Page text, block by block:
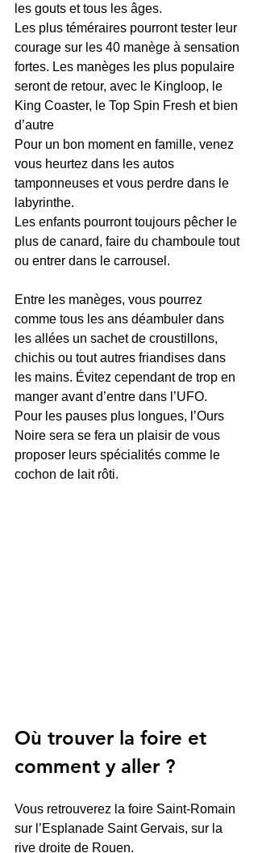
les gouts et tous les âges.
Les plus téméraires pourront tester leur
courage sur les 40 manège à sensation
fortes. Les manèges les plus populaire
seront de retour, avec le Kingloop, le
King Coaster, le Top Spin Fresh et bien
d’autre
Pour un bon moment en famille, venez
vous heurtez dans les autos
tamponneuses et vous perdre dans le
labyrinthe.
Les enfants pourront toujours pêcher le
plus de canard, faire du chamboule tout
ou entrer dans le carrousel.
Entre les manèges, vous pourrez
comme tous les ans déambuler dans
les allées un sachet de croustillons,
chichis ou tout autres friandises dans
les mains. Évitez cependant de trop en
manger avant d’entre dans l’UFO.
Pour les pauses plus longues, l’Ours
Noire sera se fera un plaisir de vous
proposer leurs spécialités comme le
cochon de lait rôti.
Où trouver la foire et
comment y aller ?
Vous retrouverez la foire Saint-Romain
sur l’Esplanade Saint Gervais, sur la
rive droite de Rouen.